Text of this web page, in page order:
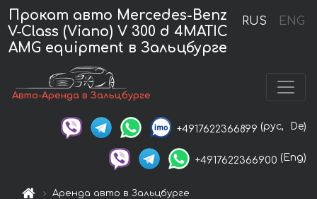
RUS ENG
Прокат авто Mercedes-Benz
V-Class (Viano) V 300 d 4MATIC
AMG equipment в Зальцбурге
Авто-Аренда в Зальцбурге
+4917622366899 (рус, De)
+4917622366900 (Eng)
Аренда авто в Зальцбурге